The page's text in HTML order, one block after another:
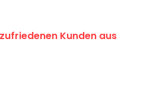
Kunden aus